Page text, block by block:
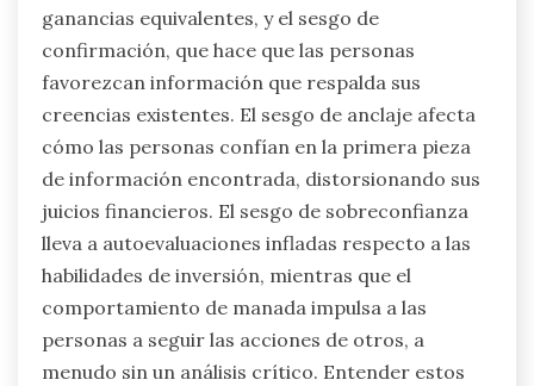
ganancias equivalentes, y el sesgo de
confirmación, que hace que las personas
favorezcan información que respalda sus
creencias existentes. El sesgo de anclaje afecta
cómo las personas confían en la primera pieza
de información encontrada, distorsionando sus
juicios financieros. El sesgo de sobreconfianza
lleva a autoevaluaciones infladas respecto a las
habilidades de inversión, mientras que el
comportamiento de manada impulsa a las
personas a seguir las acciones de otros, a
menudo sin un análisis crítico. Entender estos